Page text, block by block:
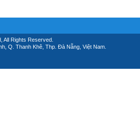
All Rights Reserved.
Q. Thanh Khê, Thp. Đà Nẵng, Việt Nam.